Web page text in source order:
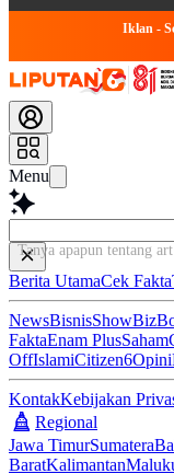
Iklan -
Menu
Tanya apapun tentang
Berita UtamaCek Fakta
NewsBisnisShowBiz
FaktaEnam PlusSaham
OffIslamiCitizen6Opini
KontakKebijakan
Regional
Jawa TimurSumatera
BaratKalimantan